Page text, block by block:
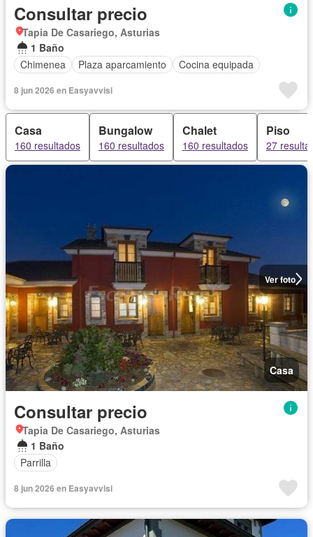
Consultar precio
Tapia De Casariego, Asturias
1 Baño
Chimenea
Plaza aparcamiento Cocina equipada
8 jun 2026 en Easyavvisi
Casa
160 resultados
Bungalow
160 resultados
Chalet
160 resultados
Piso
27
Ver foto
Casa
Consultar precio
Tapia De Casariego, Asturias
1 Baño
Parrilla
8 jun 2026 en Easyavvisi